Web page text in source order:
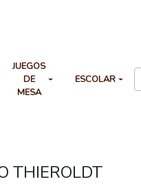
JUEGOS
DE
MESA
ESCOLAR
THIEROLDT